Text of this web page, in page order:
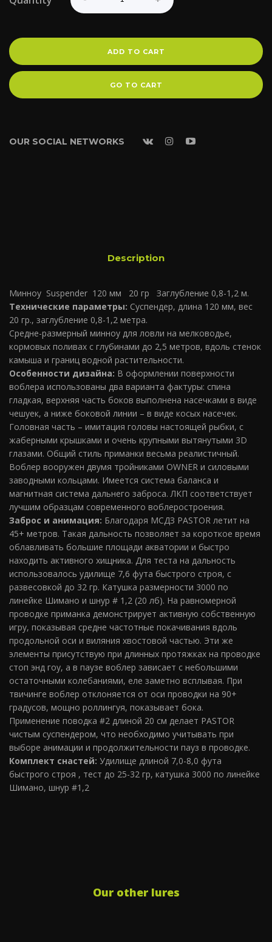
ADD TO CART
GO TO CART
OUR SOCIAL NETWORKS
Description
Минноу Suspender 120 мм 20 гр Заглубление 0,8-1,2 м.
Технические параметры: Суспендер, длина 120 мм, вес
20 гр., заглубление 0,8-1,2 метра.
Средне-размерный минноу для ловли на мелководье,
кормовых поливах с глубинами до 2,5 метров, вдоль стенок
камыша и границ водной растительности.
Особенности дизайна: В оформлении поверхности
воблера использованы два варианта фактуры: спина
гладкая, верхняя часть боков выполнена насечками в виде
чешуек, а ниже боковой линии – в виде косых насечек.
Головная часть – имитация головы настоящей рыбки, с
жаберными крышками и очень крупными вытянутыми 3D
глазами. Общий стиль приманки весьма реалистичный.
Воблер вооружен двумя тройниками OWNER и силовыми
заводными кольцами. Имеется система баланса и
магнитная система дальнего заброса. ЛКП соответствует
лучшим образцам современного воблеростроения.
Заброс и анимация: Благодаря МСДЗ PASTOR летит на
45+ метров. Такая дальность позволяет за короткое время
облавливать большие площади акватории и быстро
находить активного хищника. Для теста на дальность
использовалось удилище 7,6 фута быстрого строя, с
развесовкой до 32 гр. Катушка размерности 3000 по
линейке Шимано и шнур # 1,2 (20 лб). На равномерной
проводке приманка демонстрирует активную собственную
игру, показывая средне частотные покачивания вдоль
продольной оси и виляния хвостовой частью. Эти же
элементы присутствую при длинных протяжках на проводке
стоп энд гоу, а в паузе воблер зависает с небольшими
остаточными колебаниями, еле заметно всплывая. При
твичинге воблер отклоняется от оси проводки на 90+
градусов, мощно роллингуя, показывает бока.
Применение поводка #2 длиной 20 см делает PASTOR
чистым суспендером, что необходимо учитывать при
выборе анимации и продолжительности пауз в проводке.
Комплект снастей: Удилище длиной 7,0-8,0 фута
быстрого строя , тест до 25-32 гр, катушка 3000 по линейке
Шимано, шнур #1,2
Our other lures